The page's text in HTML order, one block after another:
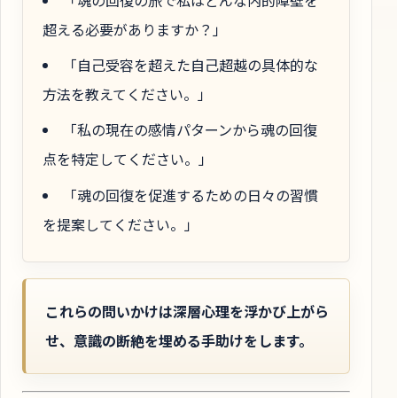
超える必要がありますか？」
「自己受容を超えた自己超越の具体的な
方法を教えてください。」
「私の現在の感情パターンから魂の回復
点を特定してください。」
「魂の回復を促進するための日々の習慣
を提案してください。」
これらの問いかけは深層心理を浮かび上がら
せ、意識の断絶を埋める手助けをします。